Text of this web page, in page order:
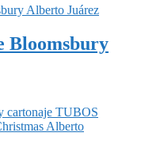
Bloomsbury